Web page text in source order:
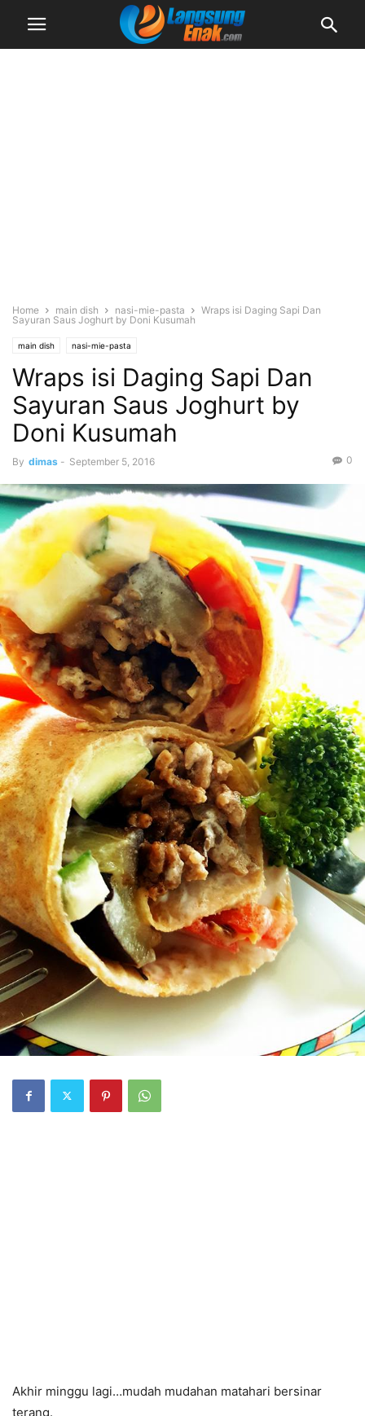
Home main dish nasi-mie-pasta
Wraps isi Daging Sapi Dan
Sayuran Saus Joghurt by Doni Kusumah
main dish nasi-mie-pasta
Wraps isi Daging Sapi Dan
Sayuran Saus Joghurt by
Doni Kusumah
By dimas - September 5, 2016 0
Akhir minggu lagi…mudah mudahan matahari bersinar
terang.